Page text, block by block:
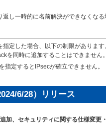
し一時的に名前解決ができなくな
定した場合、以下の制限があります
を同時に追加することはできません
指定するとIPsecが確立できません。
6/28）リリース
加、セキュリティに関する仕様変更